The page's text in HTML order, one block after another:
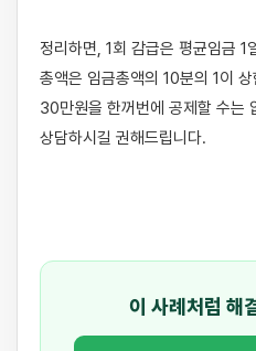
정리하면, 1회 감급은 평균임금 1
총액은 임금총액의 10분의 1이
30만원을 한꺼번에 공제할 수는
상담하시길 권해드립니다.
이 사례처럼 해